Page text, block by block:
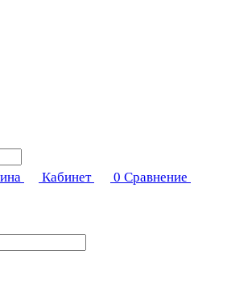
Кабинет 0 Сравнение